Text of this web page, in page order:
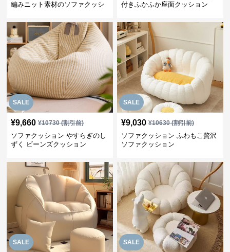
編みニット素材のソファクッシ
付きふかふか座面クッション
SALE
¥9,660 ¥10730(割引前)
ソファクッション やすらぎのし
ずく ビーンズクッション
SALE
¥9,030 ¥10630(割引前)
ソファクッション ふわもこ贅沢
ソファクッション
SALE SALE